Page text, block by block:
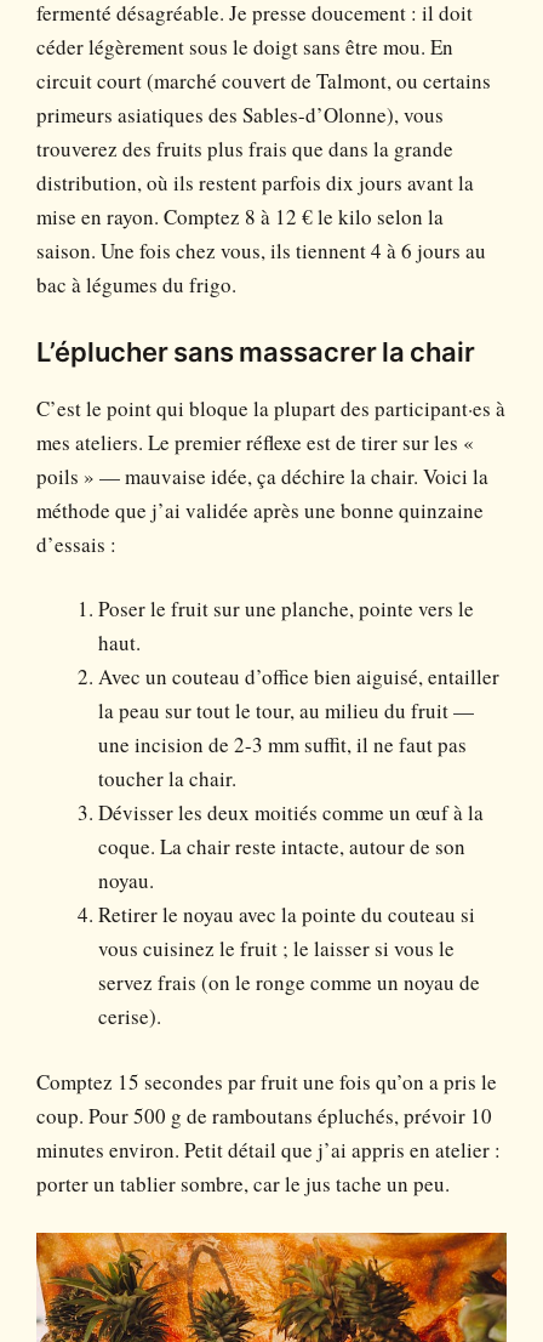
fermenté désagréable. Je presse doucement : il doit
céder légèrement sous le doigt sans être mou. En
circuit court (marché couvert de Talmont, ou certains
primeurs asiatiques des Sables-d’Olonne), vous
trouverez des fruits plus frais que dans la grande
distribution, où ils restent parfois dix jours avant la
mise en rayon. Comptez 8 à 12 € le kilo selon la
saison. Une fois chez vous, ils tiennent 4 à 6 jours au
bac à légumes du frigo.
L’éplucher sans massacrer la chair
C’est le point qui bloque la plupart des participant·es à
mes ateliers. Le premier réflexe est de tirer sur les «
poils » — mauvaise idée, ça déchire la chair. Voici la
méthode que j’ai validée après une bonne quinzaine
d’essais :
Poser le fruit sur une planche, pointe vers le
haut.
Avec un couteau d’office bien aiguisé, entailler
la peau sur tout le tour, au milieu du fruit —
une incision de 2-3 mm suffit, il ne faut pas
toucher la chair.
Dévisser les deux moitiés comme un œuf à la
coque. La chair reste intacte, autour de son
noyau.
Retirer le noyau avec la pointe du couteau si
vous cuisinez le fruit ; le laisser si vous le
servez frais (on le ronge comme un noyau de
cerise).
Comptez 15 secondes par fruit une fois qu’on a pris le
coup. Pour 500 g de ramboutans épluchés, prévoir 10
minutes environ. Petit détail que j’ai appris en atelier :
porter un tablier sombre, car le jus tache un peu.